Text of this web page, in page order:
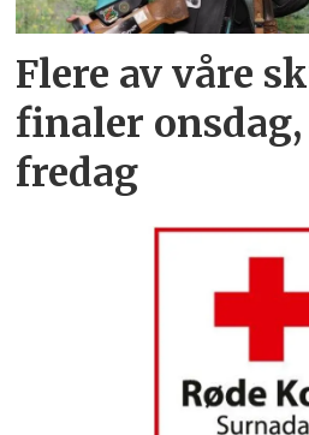
Flere av våre
finaler
fredag